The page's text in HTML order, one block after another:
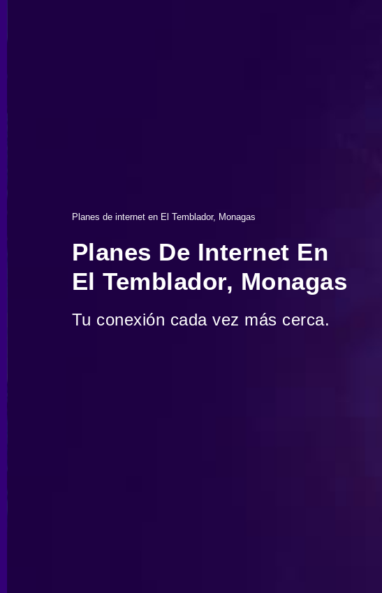
Planes de internet en El Temblador, Monagas
Planes De Internet En
El Temblador, Monagas
Tu conexión cada vez más cerca.